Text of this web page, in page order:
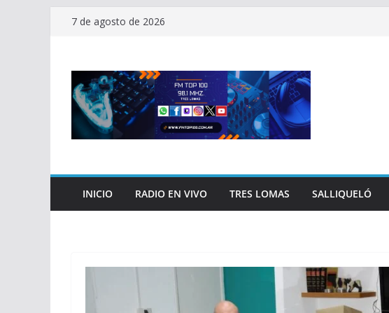
Saltar7 de agosto de 2026
INICIO RADIO EN VIVO TRES LOMAS SALLIQUELÓ